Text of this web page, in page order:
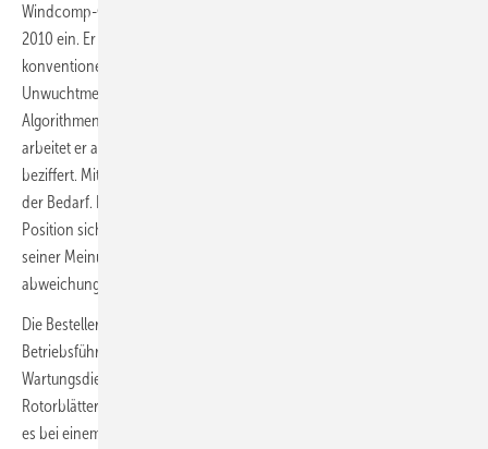
Windcomp-Geschäftsführer Dietrich Mayer setzt sein System seit
2010 ein. Er sieht die Lasertechnologie im Wettbewerb zu
konventioneller Kameratechnik der traditionellen Rotorblatt-
Unwuchtmessung dank immer besserer Sensorik, Laser und
Algorithmen im Vorteil. Im Verbund mit Forschungseinrichtungen
arbeitet er an einer KI, die auch Gewichtsunterschiede automatisiert
beziffert. Mit der Rotorblattlänge wächst geämß Mayers Beobachtung
der Bedarf. Denn die unter ihrem hohen Eigengewicht in vertikaler
Position sich sehr stark durchbiegenden Komponenten erlauben
seiner Meinung nach keine geeignete Messung oder
abweichungsfreie Produktion im Werk mehr.
Die Besteller automatisierter Rotorinspektionen sind häufig
Betriebsführungsunternehmen, Windturbinenhersteller oder
Wartungsdienstleister. „Zukünftig werden Inspektionen an
Rotorblättern mittels Drohnen die Seilzugangstechnik ersetzen“, heißt
es bei einem solchen Wartungsdienst. Vielleicht wird dies in nicht so